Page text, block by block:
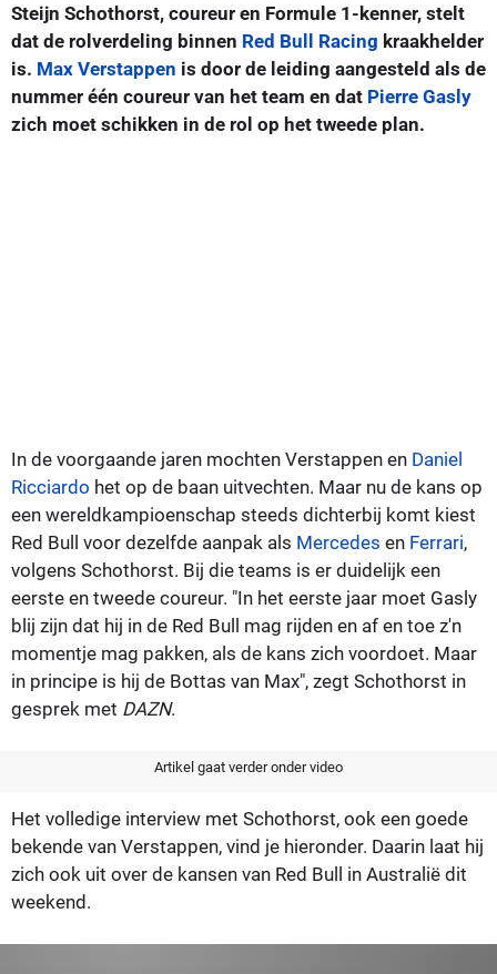
Steijn Schothorst, coureur en Formule 1-kenner, stelt
dat de rolverdeling binnen Red Bull Racing kraakhelder
is. Max Verstappen is door de leiding aangesteld als de
nummer één coureur van het team en dat Pierre Gasly
zich moet schikken in de rol op het tweede plan.
In de voorgaande jaren mochten Verstappen en Daniel
Ricciardo het op de baan uitvechten. Maar nu de kans op
een wereldkampioenschap steeds dichterbij komt kiest
Red Bull voor dezelfde aanpak als Mercedes en Ferrari,
volgens Schothorst. Bij die teams is er duidelijk een
eerste en tweede coureur. "In het eerste jaar moet Gasly
blij zijn dat hij in de Red Bull mag rijden en af en toe z'n
momentje mag pakken, als de kans zich voordoet. Maar
in principe is hij de Bottas van Max", zegt Schothorst in
gesprek met DAZN.
Artikel gaat verder onder video
Het volledige interview met Schothorst, ook een goede
bekende van Verstappen, vind je hieronder. Daarin laat hij
zich ook uit over de kansen van Red Bull in Australië dit
weekend.